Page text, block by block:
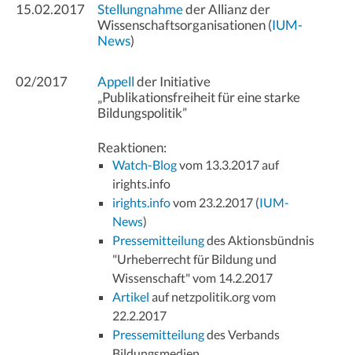
15.02.2017 Stellungnahmeder Allianz der
Wissenschaftsorganisationen (IUM-
News)
02/2017 Appellder Initiative
„Publikationsfreiheit für eine starke
Bildungspolitik”
Reaktionen:
Watch-Blogvom 13.3.2017 auf
irights.info
irights.infovom 23.2.2017 (IUM-
News)
Pressemitteilungdes Aktionsbündnis
"Urheberrecht für Bildung und
Wissenschaft" vom 14.2.2017
Artikel auf netzpolitik.org vom
22.2.2017
Pressemitteilungdes Verbands